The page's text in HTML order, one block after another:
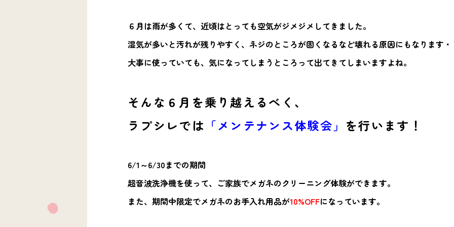
６月は雨が多くて、近頃はとっても空気がジメジメしてきました。
湿気が多いと汚れが残りやすく、ネジのところが固くなるなど壊れる原因にもなります
大事に使っていても、気になってしまうところって出てきてしまいますよね。
そんな６月を乗り越えるべく、
ラプシレでは 「メンテナンス体験会」 を行います！
6/1～6/30までの期間
超音波洗浄機を使って、ご家族でメガネのクリーニング体験ができます。
また、期間中限定でメガネのお手入れ用品が10%OFFになっています。